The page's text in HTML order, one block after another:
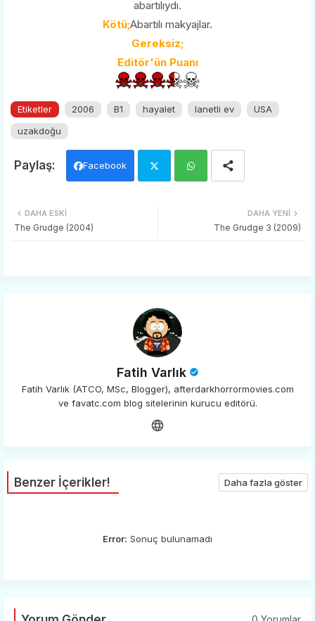
abartılıydı.
Kötü;Abartılı makyajlar.
Gereksiz;
Editör'ün Puanı
Etiketler 2006 B1 hayalet lanetli ev
USA
uzakdoğu
Facebook
DAHA YENI
The Grudge 3 (2009)
DAHA ESKI
The Grudge (2004)
Fatih Varlık
Fatih Varlık (ATCO, MSc, Blogger), afterdarkhorrormovies.com
ve favatc.com blog sitelerinin kurucu editörü.
Benzer İçerikler! Daha fazla göster
Error: Sonuç bulunamadı